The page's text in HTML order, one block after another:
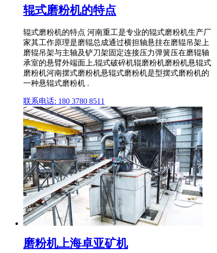
辊式磨粉机的特点
辊式磨粉机的特点 河南重工是专业的辊式磨粉机生产厂
家其工作原理是磨辊总成通过横担轴悬挂在磨辊吊架上
磨辊吊架与主轴及铲刀架固定连接压力弹簧压在磨辊轴
承室的悬臂外端面上,辊式破碎机辊磨粉机磨粉机悬辊式
磨粉机河南摆式磨粉机悬辊式磨粉机是型摆式磨粉机的
一种悬辊式磨粉机 .
联系电话: 180 3780 8511
磨粉机上海卓亚矿机